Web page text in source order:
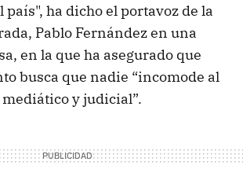
país", ha dicho el portavoz de la
Pablo Fernández en una
en la que ha asegurado que
busca que nadie “incomode al
y judicial”.